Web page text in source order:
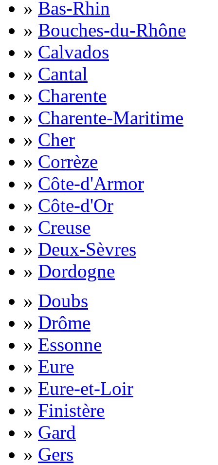
» Bas-Rhin
» Bouches-du-Rhône
» Calvados
» Cantal
» Charente
» Charente-Maritime
» Cher
» Corrèze
» Côte-d'Armor
» Côte-d'Or
» Creuse
» Deux-Sèvres
» Dordogne
» Doubs
» Drôme
» Essonne
» Eure
» Eure-et-Loir
» Finistère
» Gard
» Gers